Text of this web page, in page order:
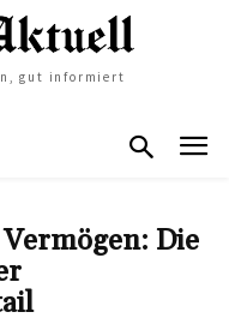
gut informiert
Die